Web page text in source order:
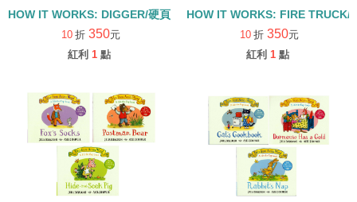
HOW IT WORKS: DIGGER/硬頁書
10 折 350元
紅利 1 點
HOW IT WORKS: FIRE TRUCK/
10 折 350元
紅利 1 點